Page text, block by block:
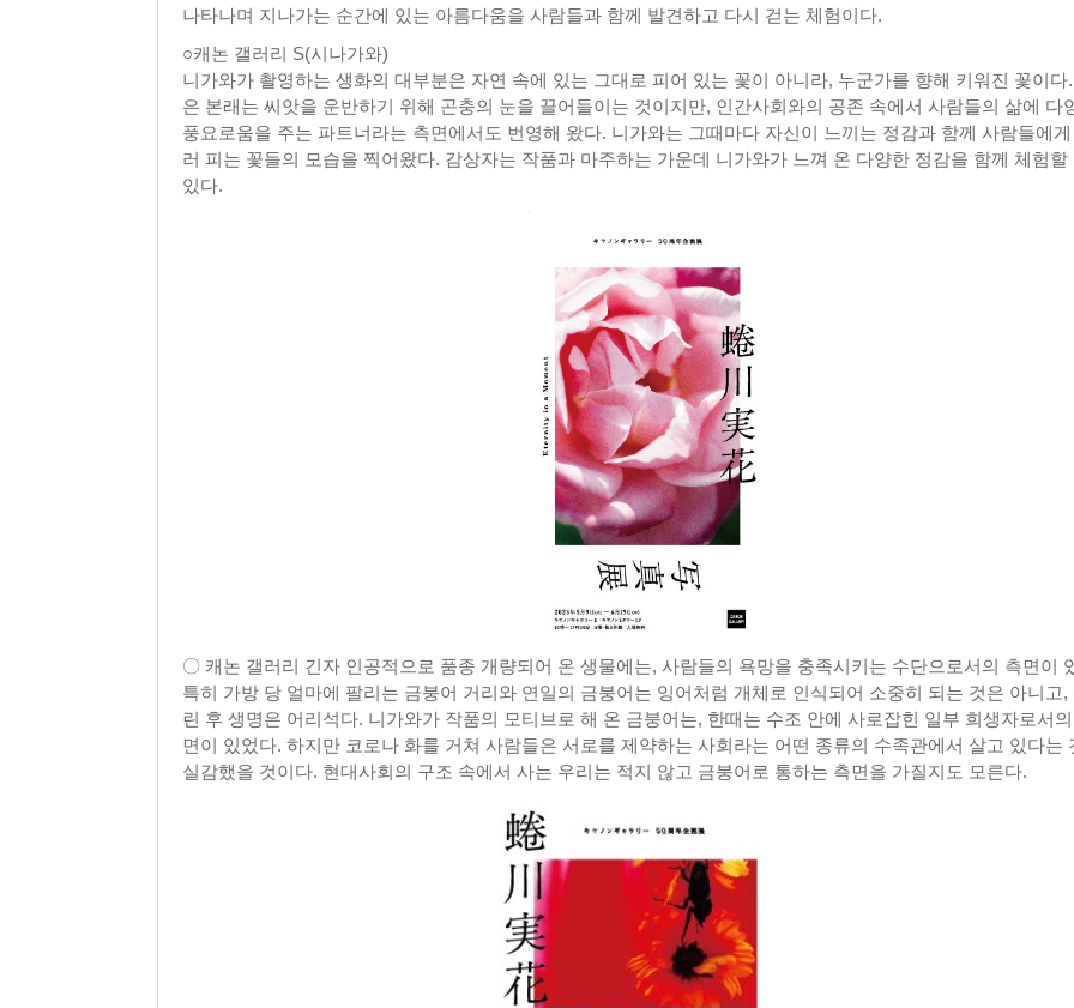
나타나며 지나가는 순간에 있는 아름다움을 사람들과 함께 발견하고 다시 걷는 체험이다.
○캐논 갤러리 S(시나가와)
니가와가 촬영하는 생화의 대부분은 자연 속에 있는 그대로 피어 있는 꽃이 아니라, 누군가를 향해 키워진 꽃이다
은 본래는 씨앗을 운반하기 위해 곤충의 눈을 끌어들이는 것이지만, 인간사회와의 공존 속에서 사람들의 삶에 다
풍요로움을 주는 파트너라는 측면에서도 번영해 왔다. 니가와는 그때마다 자신이 느끼는 정감과 함께 사람들에
러 피는 꽃들의 모습을 찍어왔다. 감상자는 작품과 마주하는 가운데 니가와가 느껴 온 다양한 정감을 함께 체험할
있다.
〇 캐논 갤러리 긴자 인공적으로 품종 개량되어 온 생물에는, 사람들의 욕망을 충족시키는 수단으로서의 측면이
특히 가방 당 얼마에 팔리는 금붕어 거리와 연일의 금붕어는 잉어처럼 개체로 인식되어 소중히 되는 것은 아니고,
린 후 생명은 어리석다. 니가와가 작품의 모티브로 해 온 금붕어는, 한때는 수조 안에 사로잡힌 일부 희생자로서
면이 있었다. 하지만 코로나 화를 거쳐 사람들은 서로를 제약하는 사회라는 어떤 종류의 수족관에서 살고 있다는
실감했을 것이다. 현대사회의 구조 속에서 사는 우리는 적지 않고 금붕어로 통하는 측면을 가질지도 모른다.